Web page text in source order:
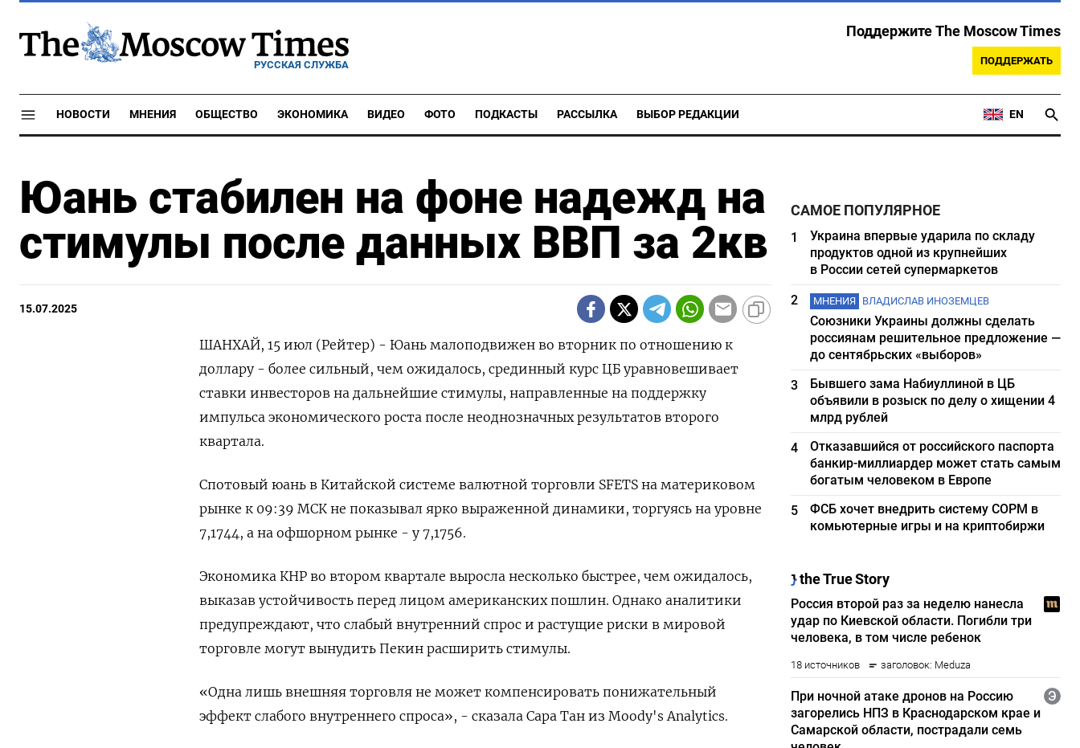
РУССКАЯ СЛУЖБА
Поддержите The Moscow Times
ПОДДЕРЖАТЬ
НОВОСТИ МНЕНИЯ ОБЩЕСТВО ЭКОНОМИКА ВИДЕО ФОТО ПОДКАСТЫ РАССЫЛКА ВЫБОР РЕДАКЦИИ EN
Юань стабилен на фоне надежд на
стимулы после данных ВВП за 2кв
15.07.2025
ШАНХАЙ, 15 июл (Рейтер) - Юань малоподвижен во вторник по отношению к
доллару - более сильный, чем ожидалось, срединный курс ЦБ уравновешивает
ставки инвесторов на дальнейшие стимулы, направленные на поддержку
импульса экономического роста после неоднозначных результатов второго
квартала.
Спотовый юань в Китайской системе валютной торговли SFETS на материковом
рынке к 09:39 МСК не показывал ярко выраженной динамики, торгуясь на уровне
7,1744​, а на офшорном рынке - у 7,1756.
Экономика КНР во втором квартале выросла несколько быстрее, чем ожидалось,
выказав устойчивость перед лицом американских пошлин. Однако аналитики
предупреждают, что слабый внутренний спрос и растущие риски в мировой
торговле могут вынудить Пекин расширить стимулы.
«Одна лишь внешняя торговля не может компенсировать понижательный
эффект слабого внутреннего спроса», - сказала Сара Тан из Moody's Analytics.
САМОЕ ПОПУЛЯРНОЕ
1
Украина впервые ударила по складу
продуктов одной из крупнейших
в России сетей супермаркетов
2
МНЕНИЯ ВЛАДИСЛАВ ИНОЗЕМЦЕВ
Союзники Украины должны сделать
россиянам решительное предложение —
до сентябрьских «выборов»
3
Бывшего зама Набиуллиной в ЦБ
объявили в розыск по делу о хищении 4
млрд рублей
4
Отказавшийся от российского паспорта
банкир-миллиардер может стать самым
богатым человеком в Европе
5
ФСБ хочет внедрить систему СОРМ в
комьютерные игры и на криптобиржи